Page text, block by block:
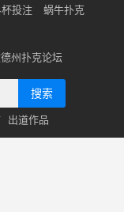
投注
蜗牛扑克
州扑克论坛
搜索
出道作品